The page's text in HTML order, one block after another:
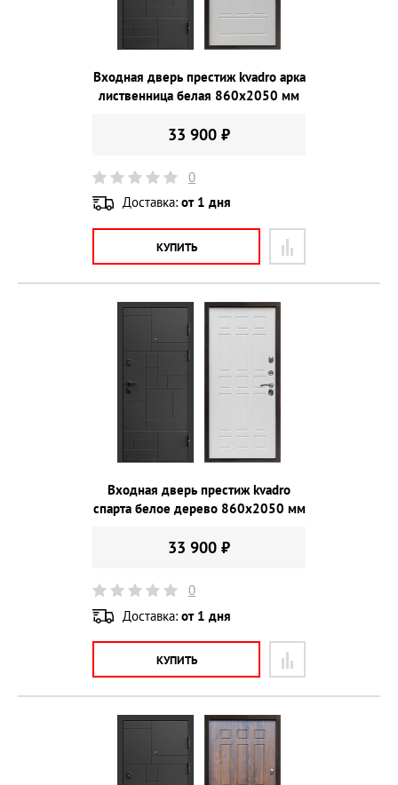
Входная дверь престиж kvadro арка
лиственница белая 860х2050 мм
33 900 ₽
0
Доставка: от 1 дня
КУПИТЬ
Входная дверь престиж kvadro
спарта белое дерево 860х2050 мм
33 900 ₽
0
Доставка: от 1 дня
КУПИТЬ